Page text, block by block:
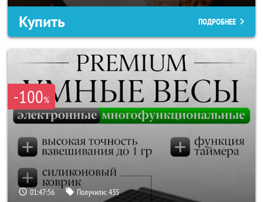
Купить ПОДРОБНЕЕ
-100%
01:47:54 Получили:435